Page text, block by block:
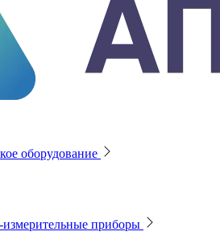
оборудование
приборы